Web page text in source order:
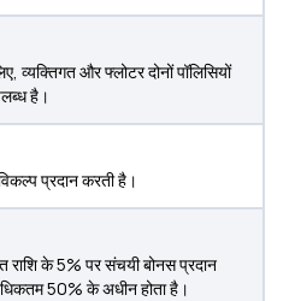
व्यक्तिगत और फ्लोटर दोनों पॉलिसियों
है।
प्रदान करती है।
राशि के 5% पर संचयी बोनस प्रदान
50% के अधीन होता है।